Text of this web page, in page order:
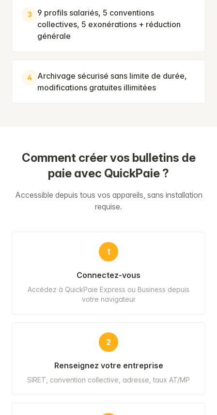
3
9 profils salariés, 5 conventions
collectives, 5 exonérations + réduction
générale
4
Archivage sécurisé sans limite de durée,
modifications gratuites illimitées
Comment créer vos bulletins de
paie avec QuickPaie ?
Accessible depuis tous vos appareils, sans installation
requise.
1
Connectez-vous
Accédez à QuickPaie Express ou Business depuis
votre navigateur
2
Renseignez votre entreprise
SIRET, convention collective, adresse, taux AT/MP